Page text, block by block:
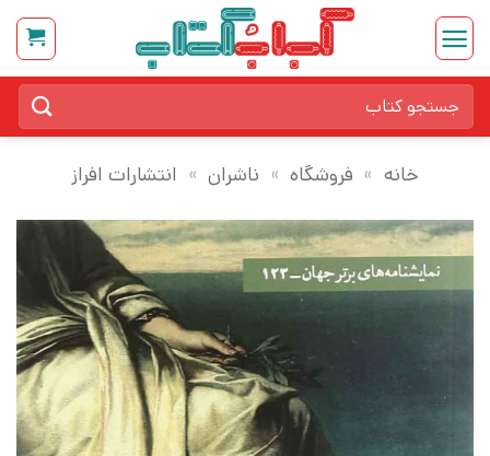
Skip
content
برای:
خانه » فروشگاه » ناشران » انتشارات افراز